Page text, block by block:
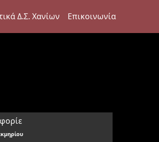
Δ.Σ. Χανίων Επικοινωνία